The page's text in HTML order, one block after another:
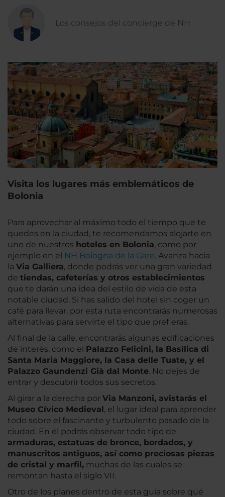
Los consejos del concierge de NH
Visita los lugares más emblemáticos de
Bolonia
Para aprovechar al máximo todo el tiempo que te
quedes en la ciudad, te recomendamos alojarte en
uno de nuestros hoteles en Bolonia, como por
ejemplo en el NH Bologna de la Gare. Avanza hacia
la Via Galliera, donde podrás ver una gran variedad
de tiendas, cafeterías y otros establecimientos
que te darán una idea del estilo de vida de esta
notable ciudad. Si has salido del hotel sin coger un
café para llevar, por esta ruta encontrarás numerosas
alternativas para servirte el tipo que prefieras.
Al final de la calle, encontrarás algunas edificaciones
de interés, como el Palazzo Felicini, la Basílica di
Santa Maria Maggiore, la Casa delle Tuate, y el
Palazzo Gaundenzi Già dal Monte. No dejes de
entrar y descubrir todos sus secretos.
Al girar a la derecha por Via Manzoni, avistarás el
Museo Cívico Medieval, el lugar ideal para aprender
todo sobre el fascinante y turbulento pasado de la
ciudad. En él podrás observar todo tipo de
armaduras, estatuas de bronce, bordados, y
manuscritos antiguos, así como preciosas piezas
de cristal y marfil, muchas de las cuales se
remontan hasta el siglo VII.
Otro de los planes dentro de esta guía sobre qué